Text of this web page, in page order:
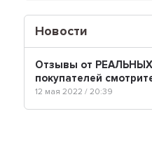
Новости
Отзывы от РЕАЛЬНЫХ
покупателей
12 мая 2022 / 20:39